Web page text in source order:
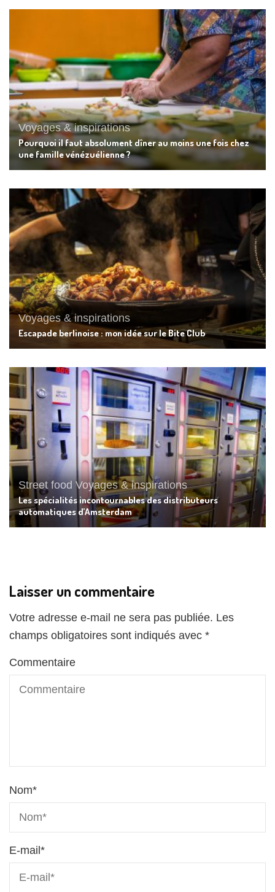
Voyages & inspirations
Pourquoi il faut absolument dîner au moins une fois chez
une famille vénézuélienne ?
Voyages & inspirations
Escapade berlinoise : mon idée sur le Bite Club
Street food Voyages & inspirations
Les spécialités incontournables des distributeurs
automatiques d’Amsterdam
Laisser un commentaire
Votre adresse e-mail ne sera pas publiée. Les
champs obligatoires sont indiqués avec *
Commentaire
Nom*
E-mail *